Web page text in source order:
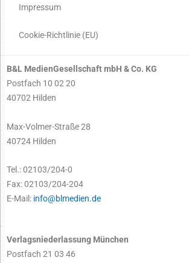
Impressum
Cookie-Richtlinie (EU)
B&L MedienGesellschaft mbH & Co. KG
Postfach 10 02 20
40702 Hilden
Max-Volmer-Straße 28
40724 Hilden
Tel.: 02103/204-0
Fax: 02103/204-204
E-Mail: info@blmedien.de
Verlagsniederlassung München
Postfach 21 03 46